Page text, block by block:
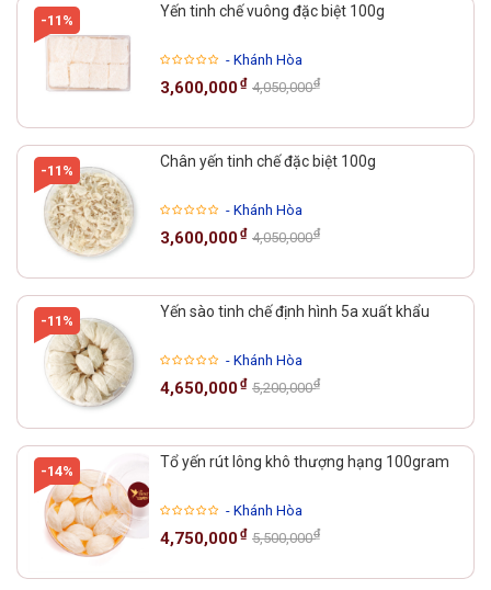
-11%
Yến tinh chế vuông đặc biệt 100g
- Khánh Hòa
3,600,000₫ 4,050,000₫
-11%
Chân yến tinh chế đặc biệt 100g
- Khánh Hòa
3,600,000₫ 4,050,000₫
-11%
Yến sào tinh chế định hình 5a xuất khẩu
- Khánh Hòa
4,650,000₫ 5,200,000₫
-14%
Tổ yến rút lông khô thượng hạng 100gram
- Khánh Hòa
4,750,000₫ 5,500,000₫